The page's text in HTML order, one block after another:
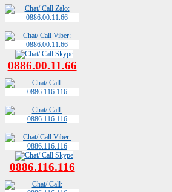
0886.00.11.66
0886.116.116